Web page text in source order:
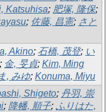
Katsuhisa; 肥塚, 隆保;
; 佐藤, 昌憲; さと
Akino; 石橋, 茂登; い
; 金, 旻貞; Kim, Ming
, みゆ; Konuma, Miyu
Shigeto; 丹羽, 崇
; 降幡, 順子; ふりはた,